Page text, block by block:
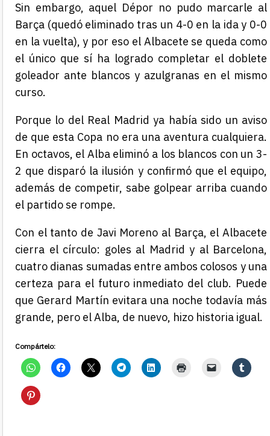
Sin embargo, aquel Dépor no pudo marcarle al
Barça (quedó eliminado tras un 4-0 en la ida y 0-0
en la vuelta), y por eso el Albacete se queda como
el único que sí ha logrado completar el doblete
goleador ante blancos y azulgranas en el mismo
curso.
Porque lo del Real Madrid ya había sido un aviso
de que esta Copa no era una aventura cualquiera.
En octavos, el Alba eliminó a los blancos con un 3-
2 que disparó la ilusión y confirmó que el equipo,
además de competir, sabe golpear arriba cuando
el partido se rompe.
Con el tanto de Javi Moreno al Barça, el Albacete
cierra el círculo: goles al Madrid y al Barcelona,
cuatro dianas sumadas entre ambos colosos y una
certeza para el futuro inmediato del club. Puede
que Gerard Martín evitara una noche todavía más
grande, pero el Alba, de nuevo, hizo historia igual.
Compártelo: